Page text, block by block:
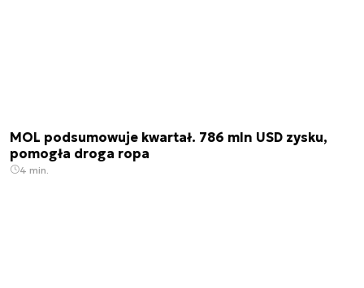
MOL podsumowuje kwartał. 786 mln USD zysku,
pomogła droga ropa
4 min.